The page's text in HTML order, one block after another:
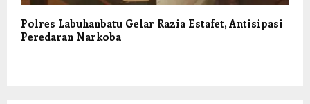
Polres Labuhanbatu Gelar Razia Estafet, Antisipasi
Peredaran Narkoba